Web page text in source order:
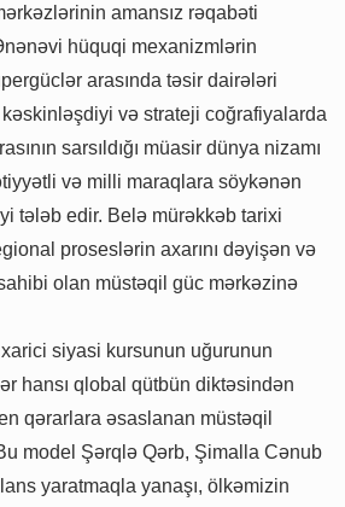
amansız rəqabəti
hüquqi mexanizmlərin
arasında təsir dairələri
və strateji coğrafiyalarda
sarsıldığı müasir dünya nizamı
və milli maraqlara söykənən
tələb edir. Belə mürəkkəb tarixi
proseslərin axarını dəyişən və
olan müstəqil güc mərkəzinə
siyasi kursunun uğurunun
hansı qlobal qütbün diktəsindən
qərarlara əsaslanan müstəqil
model Şərqlə Qərb, Şimalla Cənub
yaratmaqla yanaşı, ölkəmizin